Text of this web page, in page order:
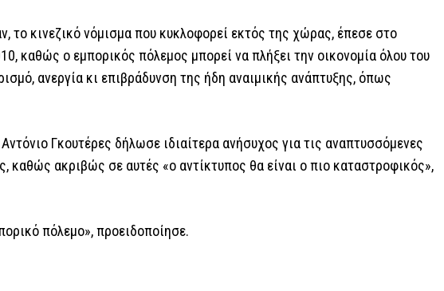
το κινεζικό νόμισμα που κυκλοφορεί εκτός της χώρας, έπεσε στο
καθώς ο εμπορικός πόλεμος μπορεί να πλήξει την οικονομία όλου του
ανεργία κι επιβράδυνση της ήδη αναιμικής ανάπτυξης, όπως
Γκουτέρες δήλωσε ιδιαίτερα ανήσυχος για τις αναπτυσσόμενες
καθώς ακριβώς σε αυτές «ο αντίκτυπος θα είναι ο πιο καταστροφικός»,
πόλεμο», προειδοποίησε.